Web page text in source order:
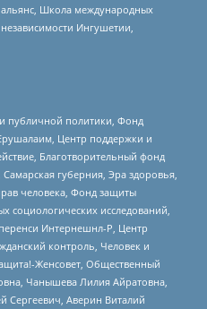
Школа международных
Ингушетии,
публичной политики, Фонд
Центр поддержки и
Благотворительный фонд
губерния, Эра здоровья,
человека, Фонд защиты
социологических исследований,
Интернешнл-Р, Центр
контроль, Человек и
Женсовет, Общественный
Чанышева Лилия Айратовна,
Сергеевич, Аверин Виталий